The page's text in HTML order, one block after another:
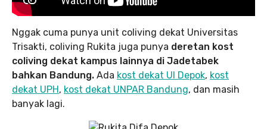
Nggak cuma punya unit coliving dekat Universitas
Trisakti, coliving Rukita juga punya deretan kost
coliving dekat kampus lainnya di Jadetabek
bahkan Bandung. Ada kost dekat UI Depok, kost
dekat UPH, kost dekat UNPAR Bandung, dan masih
banyak lagi.